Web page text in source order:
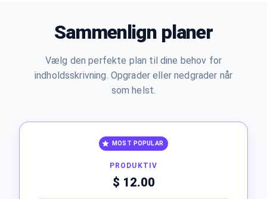
Sammenlign planer
Vælg den perfekte plan til dine behov for
indholdsskrivning. Opgrader eller nedgrader når
som helst.
MOST POPULAR
PRODUKTIV
$ 12.00